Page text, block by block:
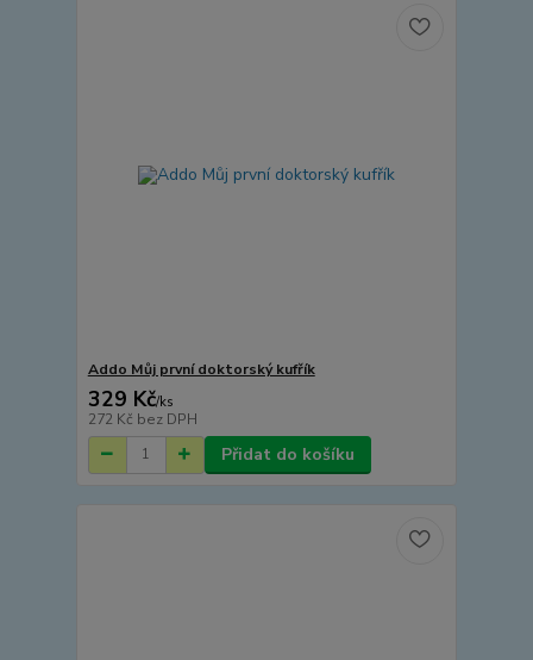
Addo Můj první doktorský kufřík
329 Kč/ks
272 Kč bez DPH
Přidat do košíku